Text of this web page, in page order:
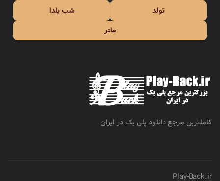
تولد
شب یلدا
مادر
کاملترین مرجع دانلود پلی بک در ایران
Play-Back.ir